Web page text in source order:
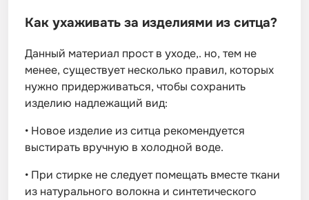
Как ухаживать за изделиями из ситца?
Данный материал прост в уходе,. но, тем не
менее, существует несколько правил, которых
нужно придерживаться, чтобы сохранить
изделию надлежащий вид:
• Новое изделие из ситца рекомендуется
выстирать вручную в холодной воде.
• При стирке не следует помещать вместе ткани
из натурального волокна и синтетического